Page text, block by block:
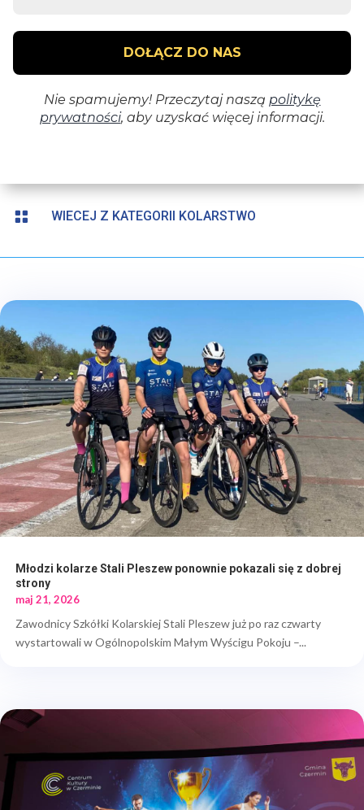
 WIECEJ Z KATEGORII KOLARSTWO
Młodzi kolarze Stali Pleszew ponownie pokazali się z dobrej
strony
maj 21, 2026
Zawodnicy Szkółki Kolarskiej Stali Pleszew już po raz czwarty
wystartowali w Ogólnopolskim Małym Wyścigu Pokoju –...